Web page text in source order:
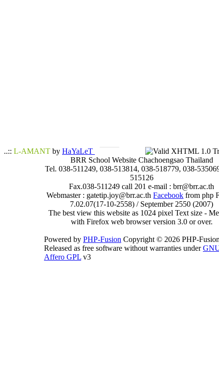
..:: L-AMANT by HaYaLeT
BRR School Website Chachoengsao Thailand
Tel. 038-511249, 038-513814, 038-518779, 038-
515126
Fax.038-511249 call 201 e-mail : brr@brr.ac.th
Webmaster : gatetip.joy@brr.ac.thFacebook from php
7.02.07(17-10-2558) / September 2550 (2007)
The best view this website as 1024 pixel Text size -
with Firefox web browser version 3.0 or over.
Powered by PHP-Fusion Copyright © 2026 PHP-
Released as free software without warranties under
Affero GPL v3